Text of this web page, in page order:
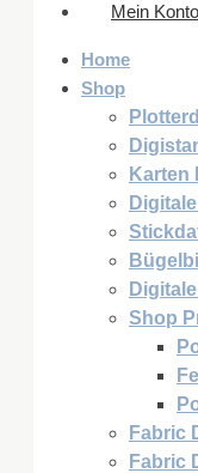
Mein Konto
Home
Shop
Karten
Shop
Fabric
Fabric